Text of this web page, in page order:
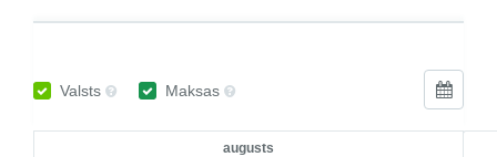
Valsts Maksas
augusts